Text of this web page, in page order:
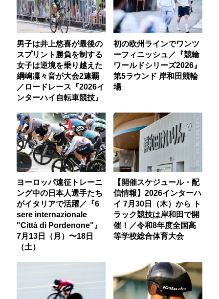
男子は井上悠喜が最後の
スプリント勝負を制する
女子は逆境を乗り越えた
綱嶋凜々音が大会2連覇
／ロードレース『2026イ
ンターハイ自転車競技』
初の欧州ラインでワンツ
ーフィニッシュ／『競輪
ワールドシリーズ2026』
第5ラウンド 岸和田競輪
場
ヨーロッパ遠征トレーニ
ング中の日本人選手たち
がイタリアで活躍／『6
sere internazionale
"Città di Pordenone"』
7月13日（月）〜18日
（土）
【開催スケジュール・配
信情報】2026インターハ
イ 7月30日（木）から ト
ラック競技は岸和田で開
催！／令和8年度全国高
等学校総合体育大会